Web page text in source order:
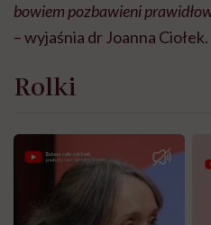
bowiem pozbawieni
– wyjaśnia dr Joanna Ciołek.
Rolki